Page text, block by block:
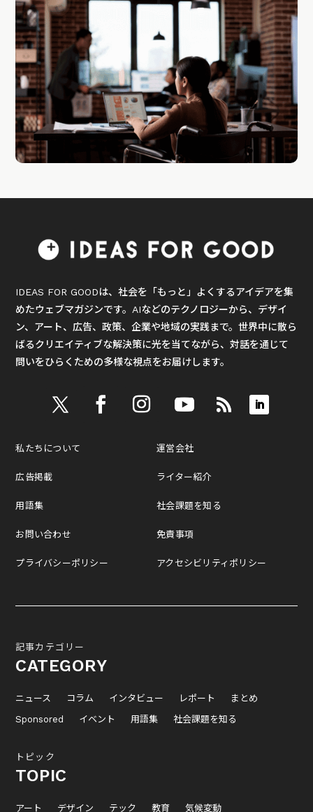
IDEAS FOR GOODは、社会を「もっと」よくするアイデアを集
めたウェブマガジンです。AIなどのテクノロジーから、デザイ
ン、アート、広告、政策、企業や地域の実践まで。世界中に散ら
ばるクリエイティブな解決策に光を当てながら、対話を通じて
問いをひらくための多様な視点をお届けします。
私たちについて
広告掲載
用語集
お問い合わせ
プライバシーポリシー
運営会社
ライター紹介
社会課題を知る
免責事項
アクセシビリティポリシー
記事カテゴリー
CATEGORY
ニュース コラム インタビュー レポート
まとめ
Sponsored
イベント 用語集 社会課題を知る
トピック
TOPIC
アート デザイン テック 教育 気候変動